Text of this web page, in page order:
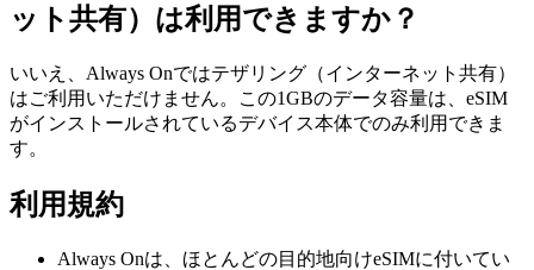
ット共有）は利用できますか？
いいえ、Always Onではテザリング（インターネット共有）
はご利用いただけません。この1GBのデータ容量は、eSIM
がインストールされているデバイス本体でのみ利用できま
す。
利用規約
Always Onは、ほとんどの目的地向けeSIMに付いてい